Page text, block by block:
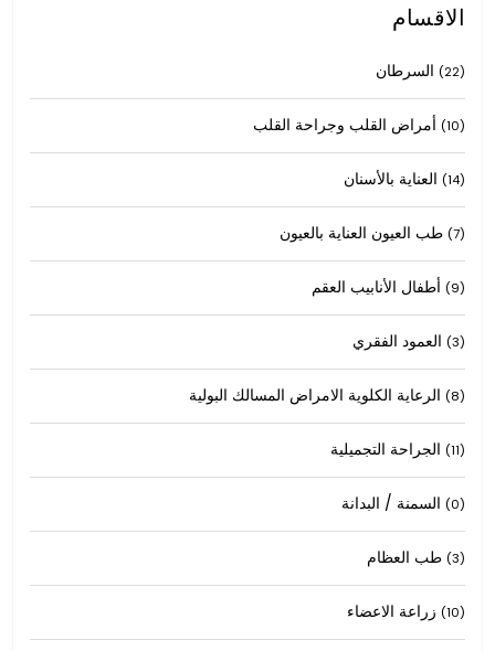
الاقسام
(22)
(10)
(14)
(7)
(9)
(3)
(8)
(11)
(0)
(3)
(10)